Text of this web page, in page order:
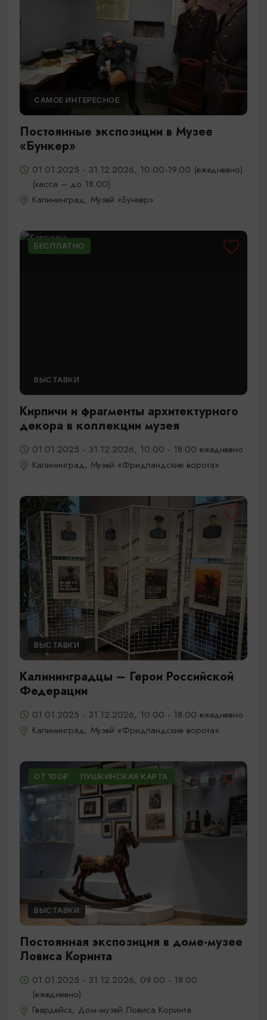
САМОЕ ИНТЕРЕСНОЕ
Постоянные экспозиции в Музее
«Бункер»
01.01.2025 - 31.12.2026, 10.00-19.00 (ежедневно)
(касса – до 18.00).
Калининград, Музей «Бункер»
БЕСПЛАТНО
ВЫСТАВКИ
Кирпичи и фрагменты архитектурного
декора в коллекции музея
01.01.2025 - 31.12.2026, 10:00 - 18:00 ежедневно
Калининград, Музей «Фридландские ворота»
ВЫСТАВКИ
Калининградцы – Герои Российской
Федерации
01.01.2025 - 31.12.2026, 10.00 - 18.00 ежедневно
Калининград, Музей «Фридландские ворота»
ОТ 100₽ ПУШКИНСКАЯ КАРТА
ВЫСТАВКИ
Постоянная экспозиция в доме-музее
Ловиса Коринта
01.01.2025 - 31.12.2026, 09.00 - 18.00
(ежедневно)
Гвардейск, Дом-музей Ловиса Коринта